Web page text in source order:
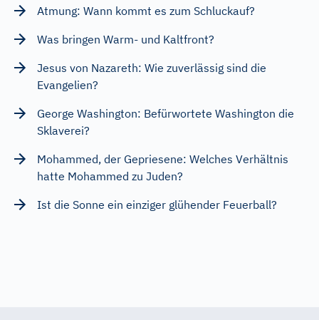
Atmung: Wann kommt es zum Schluckauf?
Was bringen Warm- und Kaltfront?
Jesus von Nazareth: Wie zuverlässig sind die
Evangelien?
George Washington: Befürwortete Washington die
Sklaverei?
Mohammed, der Gepriesene: Welches Verhältnis
hatte Mohammed zu Juden?
Ist die Sonne ein einziger glühender Feuerball?